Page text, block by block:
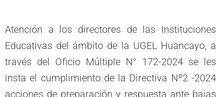
Atención a los directores de las Instituciones
Educativas del ámbito de la UGEL Huancayo, a
través del Oficio Múltiple N° 172-2024 se les
insta el cumplimiento de la Directiva Nº2 -2024
acciones de preparación y respuesta ante bajas